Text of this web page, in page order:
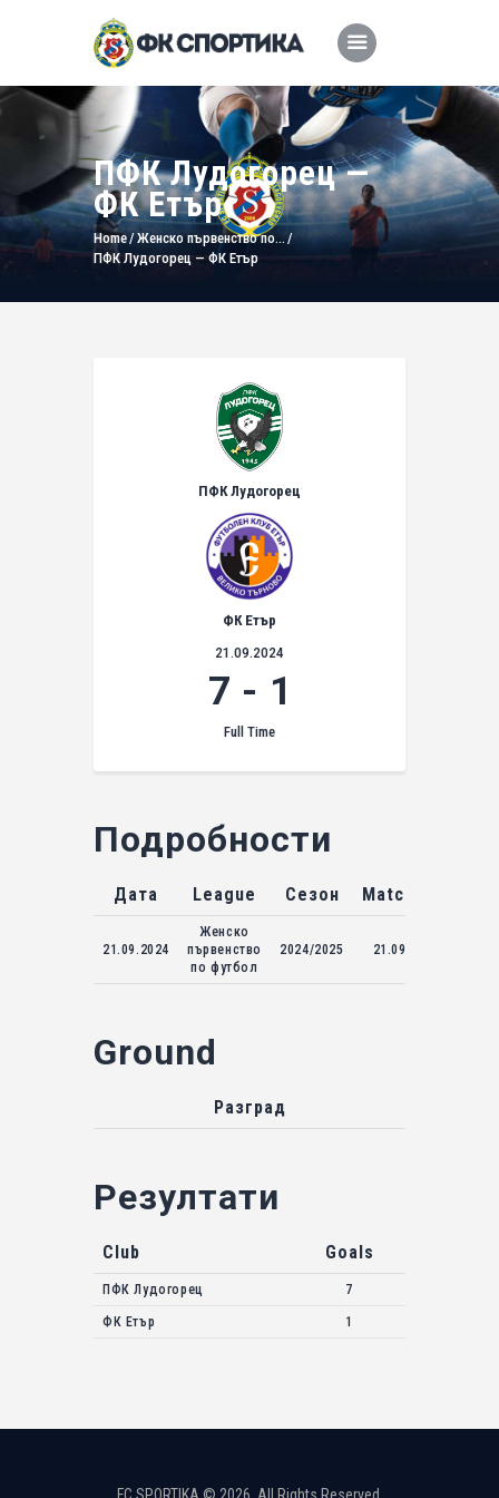
ПФК Лудогорец —
ФК Етър
Home Женско първенство по...
ПФК Лудогорец — ФК Етър
ПФК Лудогорец
ФК Етър
21.09.2024
7 - 1
Full Time
Подробности
Дата League Сезон Match Day
21.09.2024
Женско
първенство
по футбол
2024/2025 21.09.2024
Ground
Разград
Резултати
Club Goals
ПФК Лудогорец 7
ФК Етър 1
FC SPORTIKA © 2026. All Rights Reserved.